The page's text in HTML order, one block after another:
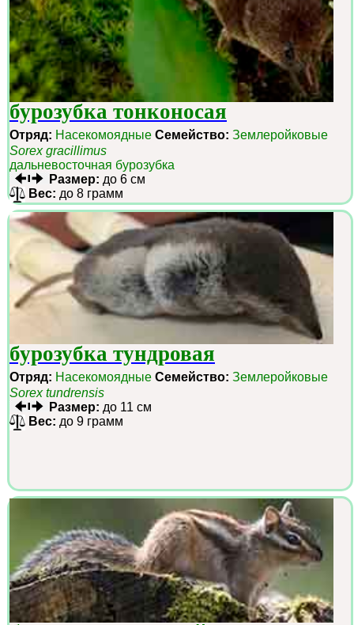
бурозубка тонконосая
Отряд: Насекомоядные Семейство: Землеройковые
Sorex gracillimus
дальневосточная бурозубка
Размер: до 6 см
Вес: до 8 грамм
бурозубка тундровая
Отряд: Насекомоядные Семейство: Землеройковые
Sorex tundrensis
Размер: до 11 см
Вес: до 9 грамм